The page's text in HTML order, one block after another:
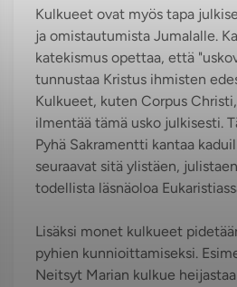
Kulkueet ovat myös tapa
ja omistautumista Jumalalle.
katekismus opettaa, että
tunnustaa Kristus ihmisten
Kulkueet, kuten Corpus
ilmentää tämä usko julkisesti.
Pyhä Sakramentti kantaa
seuraavat sitä ylistäen,
todellista läsnäoloa
Lisäksi monet kulkueet
pyhien kunnioittamiseksi.
Neitsyt Marian kulkue